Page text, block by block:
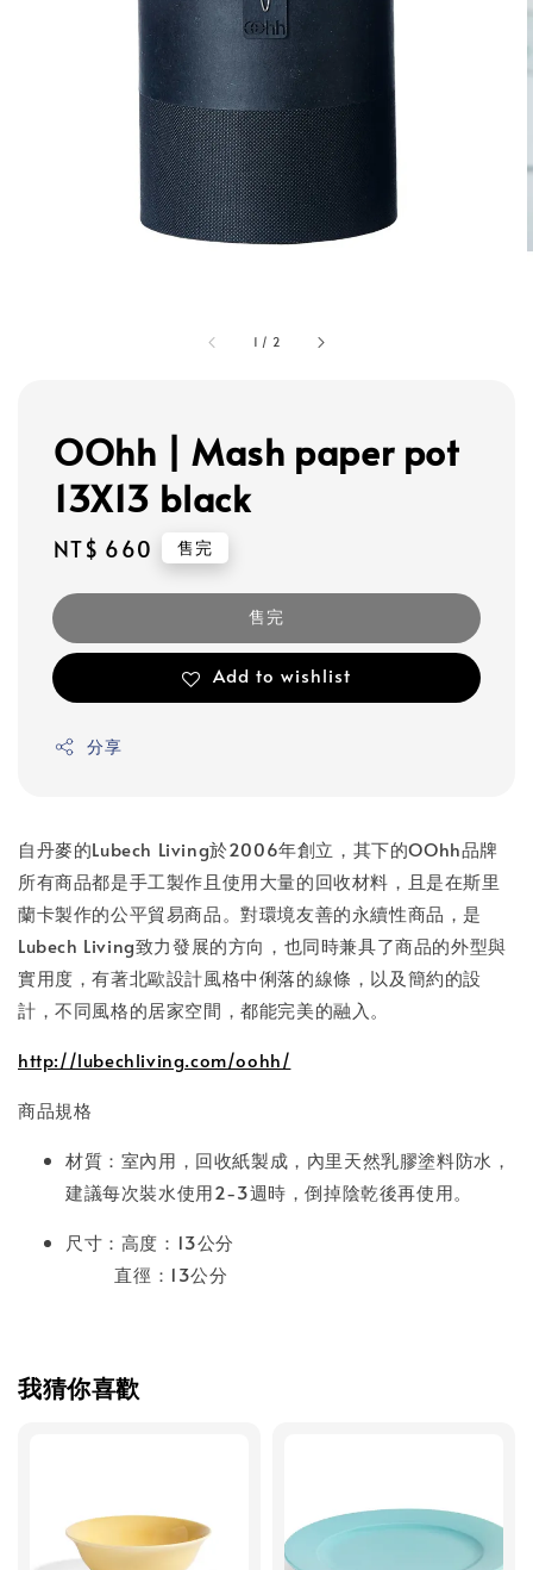
1 / 2
OOhh | Mash paper pot
13X13 black
Regular
NT$ 660 售完
售完
Add to wishlist
分享
自丹麥的Lubech Living於2006年創立，其下的OOhh品牌
所有商品都是手工製作且使用大量的回收材料，且是在斯里
蘭卡製作的公平貿易商品。對環境友善的永續性商品，是
Lubech Living致力發展的方向，也同時兼具了商品的外型與
實用度，有著北歐設計風格中俐落的線條，以及簡約的設
計，不同風格的居家空間，都能完美的融入。
http://lubechliving.com/oohh/
商品規格
材質：室內用，回收紙製成，內里天然乳膠塗料防水，
建議每次裝水使用2-3週時，倒掉陰乾後再使用。
尺寸： 高度：13公分
直徑：13公分
我猜你喜歡